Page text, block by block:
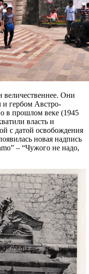
величественнее. Они
гербом Австро-
в прошлом веке (1945
власть и
с датой освобождения
новая надпись
– “Чужого не надо,